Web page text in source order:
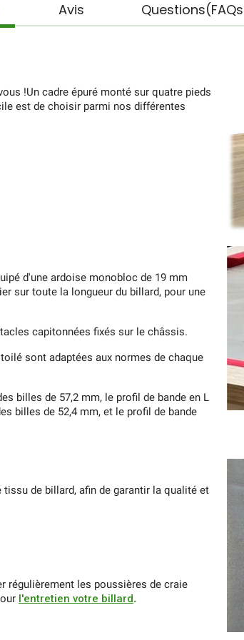
Avis
!Un cadre épuré monté sur quatre pieds
est de choisir parmi nos différentes
d'une ardoise monobloc de 19 mm
sur toute la longueur du billard, pour une
capitonnées fixés sur le châssis.
sont adaptées aux normes de chaque
billes de 57,2 mm, le profil de bande en L
billes de 52,4 mm, et le profil de bande
de billard, afin de garantir la qualité et
régulièrement les poussières de craie
l'entretien votre billard.